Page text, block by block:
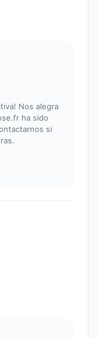
Nos alegra
ha sido
si